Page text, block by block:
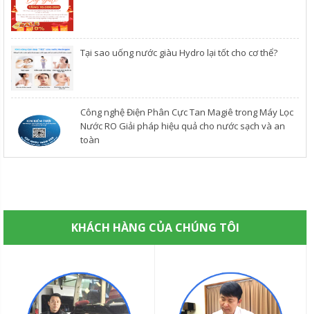
​Tại sao uống nước giàu Hydro lại tốt cho cơ thể?
Công nghệ Điện Phân Cực Tan Magiê trong Máy Lọc
Nước RO Giải pháp hiệu quả cho nước sạch và an
toàn
KHÁCH HÀNG CỦA CHÚNG TÔI